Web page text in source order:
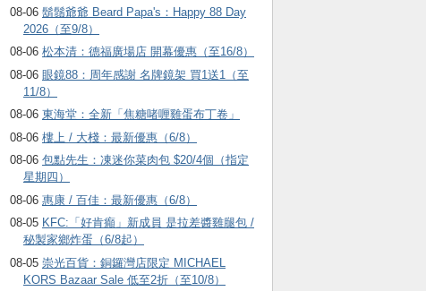
08-06 鬍鬚爺爺 Beard Papa's：Happy 88 Day
2026（至9/8）
08-06 松本清：德福廣場店 開幕優惠（至16/8）
08-06 眼鏡88：周年感謝 名牌鏡架 買1送1（至
11/8）
08-06 東海堂：全新「焦糖啫喱雞蛋布丁卷」
08-06 樓上 / 大棧：最新優惠（6/8）
08-06 包點先生：凍迷你菜肉包 $20/4個（指定
星期四）
08-06 惠康 / 百佳：最新優惠（6/8）
08-05 KFC:「好肯癲」新成員 是拉差醬雞腿包 /
秘製家鄉炸蛋（6/8起）
08-05 崇光百貨：銅鑼灣店限定 MICHAEL
KORS Bazaar Sale 低至2折（至10/8）